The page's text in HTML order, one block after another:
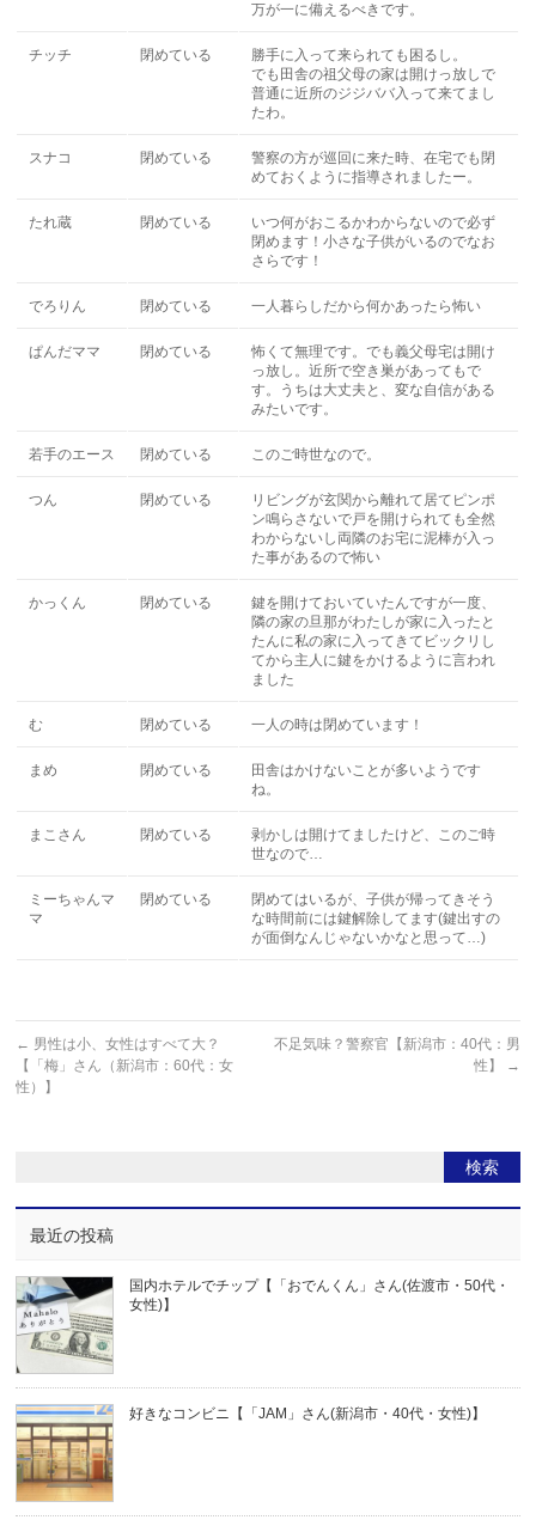
万が一に備えるべきです。
チッチ 閉めている
勝手に入って来られても困るし。
でも田舎の祖父母の家は開けっ放しで
普通に近所のジジババ入って来てまし
たわ。
スナコ 閉めている
警察の方が巡回に来た時、在宅でも閉
めておくように指導されましたー。
たれ蔵 閉めている
いつ何がおこるかわからないので必ず
閉めます！小さな子供がいるのでなお
さらです！
でろりん 閉めている 一人暮らしだから何かあったら怖い
ぱんだママ 閉めている
怖くて無理です。でも義父母宅は開け
っ放し。近所で空き巣があってもで
す。うちは大丈夫と、変な自信がある
みたいです。
若手のエース 閉めている このご時世なので。
つん 閉めている
リビングが玄関から離れて居てピンポ
ン鳴らさないで戸を開けられても全然
わからないし両隣のお宅に泥棒が入っ
た事があるので怖い
かっくん 閉めている
鍵を開けておいていたんですが一度、
隣の家の旦那がわたしが家に入ったと
たんに私の家に入ってきてビックリし
てから主人に鍵をかけるように言われ
ました
む 閉めている 一人の時は閉めています！
まめ 閉めている
田舎はかけないことが多いようです
ね。
まこさん 閉めている
剥かしは開けてましたけど、このご時
世なので…
ミーちゃんマ
マ
閉めている
閉めてはいるが、子供が帰ってきそう
な時間前には鍵解除してます(鍵出すの
が面倒なんじゃないかなと思って…)
← 男性は小、女性はすべて大？
【「梅」さん（新潟市：60代：女
性）】
不足気味？警察官【新潟市：40代：男
性】
→
最近の投稿
国内ホテルでチップ【「おでんくん」さん(佐渡市・50代・
女性)】
好きなコンビニ【「JAM」さん(新潟市・40代・女性)】